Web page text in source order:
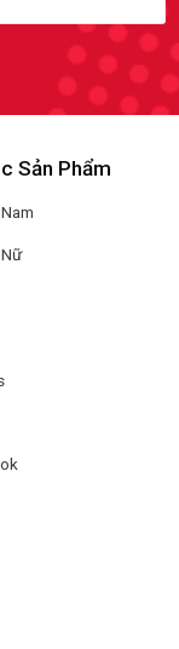
Sản Phẩm